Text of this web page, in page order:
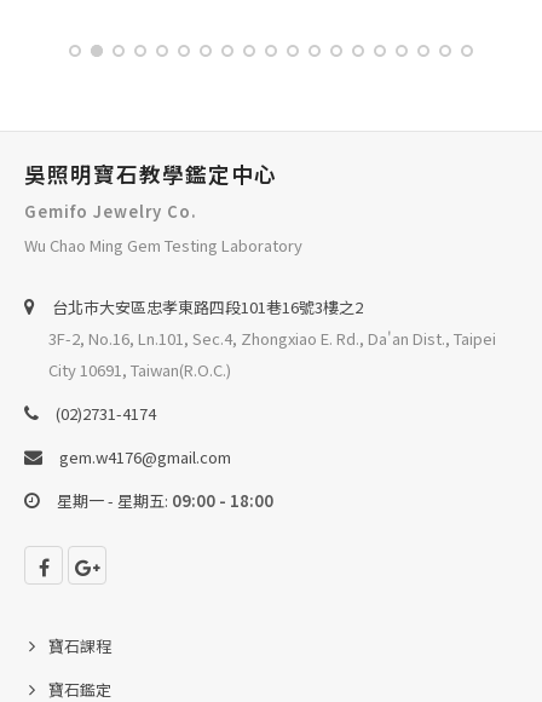
吳照明寶石教學鑑定中心
Gemifo Jewelry Co.
Wu Chao Ming Gem Testing Laboratory
台北巿大安區忠孝東路四段101巷16號3樓之2
3F-2, No.16, Ln.101, Sec.4, Zhongxiao E. Rd., Da'an Dist., Taipei
City 10691, Taiwan(R.O.C.)
(02)2731-4174
gem.w4176@gmail.com
星期一 - 星期五: 09:00 - 18:00
寶石課程
寶石鑑定